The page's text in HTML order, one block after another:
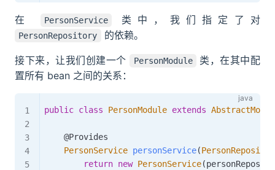
在 PersonService 类中，我们指定了对
PersonRepository 的依赖。
接下来，让我们创建一个 PersonModule
类，在其中配
置所有 bean 之间的关系：
public class PersonModule extends
@Provides
PersonService personService(
return new PersonService(